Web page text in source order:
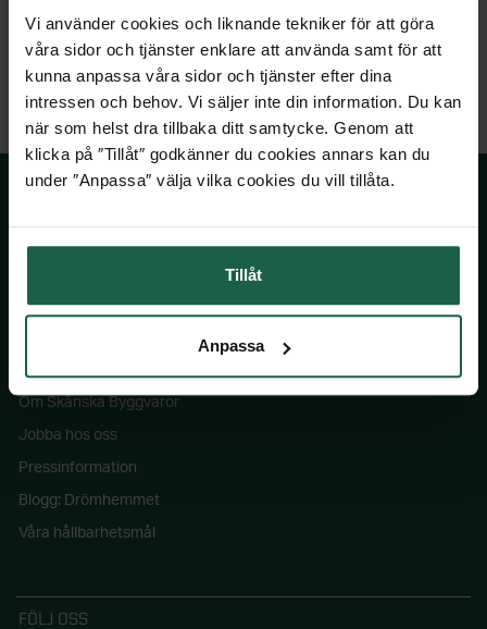
Vi använder cookies och liknande tekniker för att göra
våra sidor och tjänster enklare att använda samt för att
kunna anpassa våra sidor och tjänster efter dina
intressen och behov. Vi säljer inte din information. Du kan
när som helst dra tillbaka ditt samtycke. Genom att
klicka på ″Tillåt″ godkänner du cookies annars kan du
under ″Anpassa″ välja vilka cookies du vill tillåta.
Tillåt
Anpassa
GARAGE
PRIS FRÅN
154 311 kr Till produkten
SKÅNSKA BYGGVAROR
Kontakta oss
Om Skånska Byggvaror
Jobba hos oss
Pressinformation
Blogg: Drömhemmet
Våra hållbarhetsmål
FÖLJ OSS